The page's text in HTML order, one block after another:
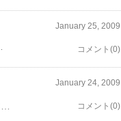
January 25, 2009
コメント(0)
January 24, 2009
コメント(0)